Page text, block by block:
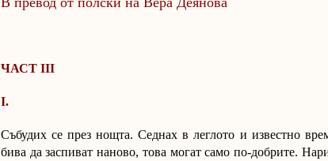
ЧАСТ ІІІ
І.
Събудих се през нощта. Седнах в леглото и известно
бива да заспиват наново, това могат само по-добрите.